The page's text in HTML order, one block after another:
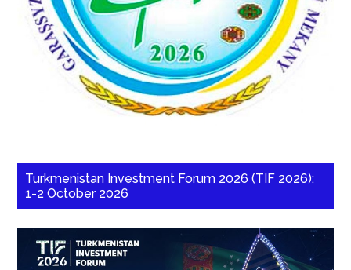
Turkmenistan Investment Forum 2026 (TIF 2026):
1-2 October 2026